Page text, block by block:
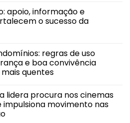
apoio, informação e
o sucesso da
regras de uso
e boa convivência
quentes
lidera procura nos cinemas
impulsiona movimento nas